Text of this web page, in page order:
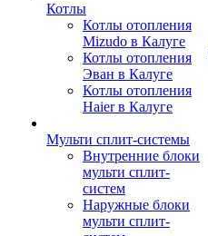
Котлы
Котлы отопления
Mizudo в Калуге
Котлы отопления
Эван в Калуге
Котлы отопления
Haier в Калуге
Мульти сплит-системы
Внутренние блоки
мульти сплит-
систем
Наружные блоки
мульти сплит-